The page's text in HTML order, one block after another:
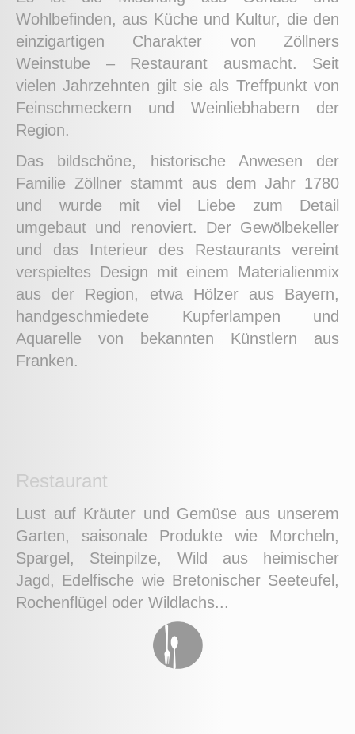
Wohlbefinden, aus Küche und Kultur, die den
einzigartigen Charakter von Zöllners
Weinstube – Restaurant ausmacht. Seit
vielen Jahrzehnten gilt sie als Treffpunkt von
Feinschmeckern und Weinliebhabern der
Region.
Das bildschöne, historische Anwesen der
Familie Zöllner stammt aus dem Jahr 1780
und wurde mit viel Liebe zum Detail
umgebaut und renoviert. Der Gewölbekeller
und das Interieur des Restaurants vereint
verspieltes Design mit einem Materialienmix
aus der Region, etwa Hölzer aus Bayern,
handgeschmiedete Kupferlampen und
Aquarelle von bekannten Künstlern aus
Franken.
Restaurant
Lust auf Kräuter und Gemüse aus unserem
Garten, saisonale Produkte wie Morcheln,
Spargel, Steinpilze, Wild aus heimischer
Jagd, Edelfische wie Bretonischer Seeteufel,
Rochenflügel oder Wildlachs...